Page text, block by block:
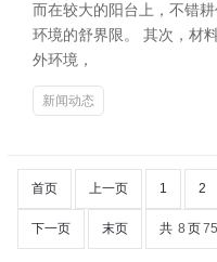
而在较大的阳台上，不错
环境的舒界限。 其次，材
外环境，
新闻动态
首页 上一页 1 2
下一页 末页 共 8 页75